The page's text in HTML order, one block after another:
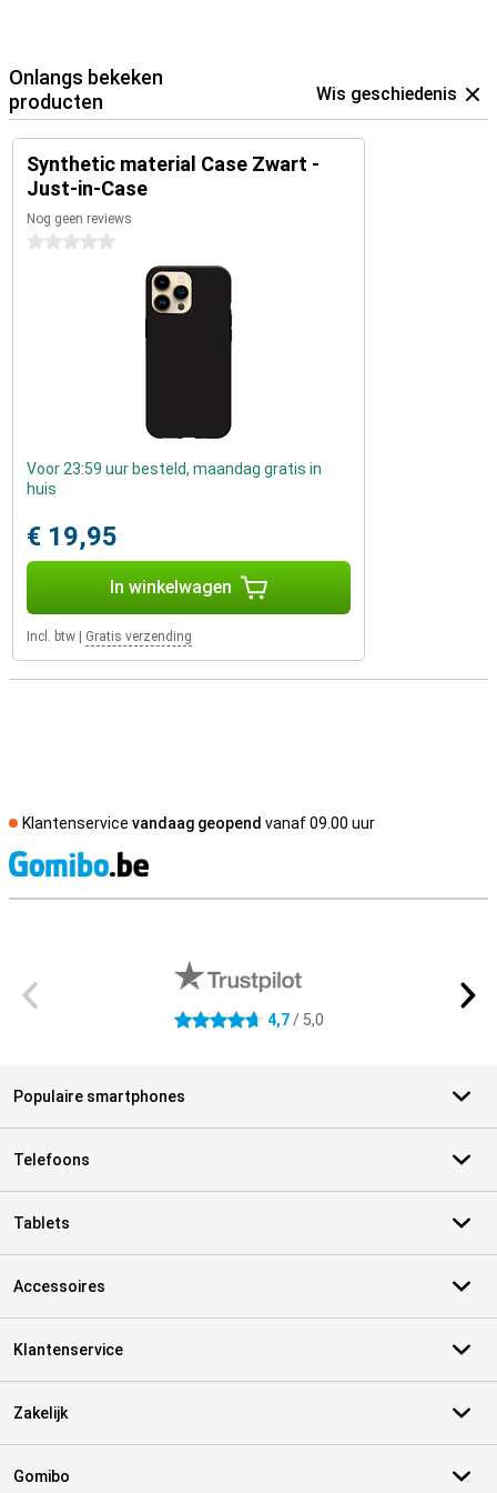
Onlangs bekeken
producten
Wis geschiedenis
Synthetic material Case Zwart -
Just-in-Case
Nog geen reviews
0 sterren
Voor 23:59 uur besteld, maandag gratis in
huis
€ 19,95
In winkelwagen
Incl. btw Gratis verzending
Klantenservice vandaag geopend vanaf 09.00 uur
4.7 sterren 4,7/ 5,0
Populaire smartphones
Telefoons
Tablets
Accessoires
Klantenservice
Zakelijk
Gomibo